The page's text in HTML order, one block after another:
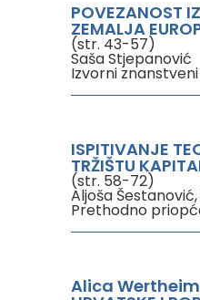
POVEZANOST
ZEMALJA
(str. 43-57)
Saša Stjepanović
Izvorni
ISPITIVANJE
TRŽIŠTU
(str. 58-72)
Aljoša
Prethodno
Alica